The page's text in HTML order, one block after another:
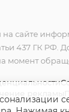
на сайте
437 ГК РФ.
момент